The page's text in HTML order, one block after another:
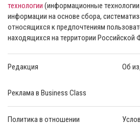
технологии (информационные
информации на основе сбора,
относящихся к предпочтениям
находящихся на территории Российской
Редакция Об
Реклама в Business Class
Политика в отношении